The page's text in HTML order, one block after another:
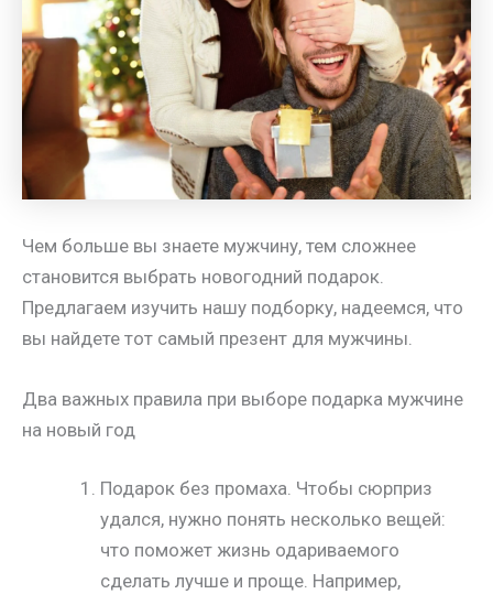
Чем больше вы знаете мужчину, тем сложнее
становится выбрать новогодний подарок.
Предлагаем изучить нашу подборку, надеемся, что
вы найдете тот самый презент для мужчины.
Два важных правила при выборе подарка мужчине
на новый год
Подарок без промаха. Чтобы сюрприз
удался, нужно понять несколько вещей:
что поможет жизнь одариваемого
сделать лучше и проще. Например,